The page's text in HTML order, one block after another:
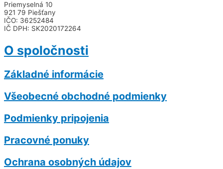
Priemyselná 10
921 79 Piešťany
IČO: 36252484
IČ DPH: SK2020172264
O spoločnosti
Základné informácie
Všeobecné obchodné podmienky
Podmienky pripojenia
Pracovné ponuky
Ochrana osobných údajov